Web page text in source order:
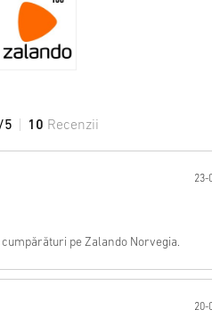
5 10 Recenzii
23-
pe Zalando Norvegia.
20-